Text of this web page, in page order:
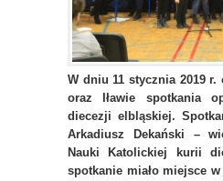
W dniu 11 stycznia 2019 r.
oraz Iławie spotkania
diecezji elbląskiej.
Arkadiusz Dekański –
Nauki Katolickiej kurii
spotkanie miało miejsce